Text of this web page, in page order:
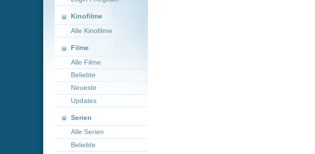
Beliebte
Serien
Alle Serien
Beliebte
Neuste
Dokus
Alle Dokumentationen
Beliebte